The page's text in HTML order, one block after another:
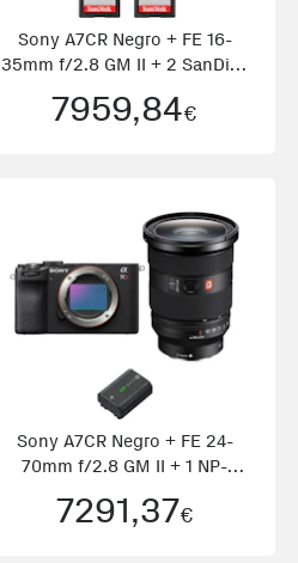
Sony A7CR Negro + FE 16-
35mm f/2.8 GM II + 2 SanDisk
7959,84€
Sony A7CR Negro + FE 24-
70mm f/2.8 GM II + 1 NP-
7291,37€